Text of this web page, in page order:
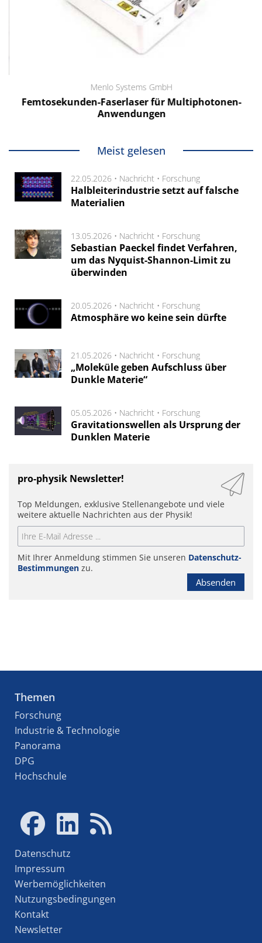
Menlo Systems GmbH
Femtosekunden-Faserlaser für Multiphotonen-
Anwendungen
Meist gelesen
22.05.2026 • Nachricht • Forschung
Halbleiterindustrie setzt auf falsche
Materialien
13.05.2026 • Nachricht • Forschung
Sebastian Paeckel findet Verfahren,
um das Nyquist-Shannon-Limit zu
überwinden
20.05.2026 • Nachricht • Forschung
Atmosphäre wo keine sein dürfte
21.05.2026 • Nachricht • Forschung
„Moleküle geben Aufschluss über
Dunkle Materie“
05.05.2026 • Nachricht • Forschung
Gravitationswellen als Ursprung der
Dunklen Materie
pro-physik Newsletter!
Top Meldungen, exklusive Stellenangebote und viele
weitere aktuelle Nachrichten aus der Physik!
Mit Ihrer Anmeldung stimmen Sie unseren Datenschutz-
Bestimmungen zu.
Absenden
Themen
Forschung
Industrie & Technologie
Panorama
DPG
Hochschule
Datenschutz
Impressum
Werbemöglichkeiten
Nutzungsbedingungen
Kontakt
Newsletter